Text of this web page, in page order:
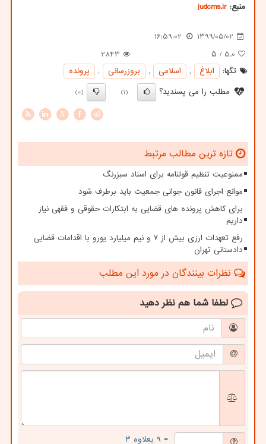
منبع: judcms.ir
1399/05/02
16:59:02
5.0 / ۵
2843
تگها:
ابلاغ , اسلامی , بروزرسانی ,
پرونده
مطلب را می پسندید؟
(1)
(0)
X
تازه ترین مطالب مرتبط
ممنوعیت تنظیم قولنامه برای اسناد سبزرنگ
موانع اجرای قانون جوانی جمعیت باید برطرف شود
برای کاهش پرونده های قضایی به ابتکارات حقوقی و فقهی نیاز
داریم
رفع تعهدات ارزی بیش از ۷ و نیم میلیارد یورو با اقدامات قضایی
دادستانی تهران
نظرات بینندگان در مورد این مطلب
لطفا شما هم نظر دهید
= ۹ بعلاوه ۳